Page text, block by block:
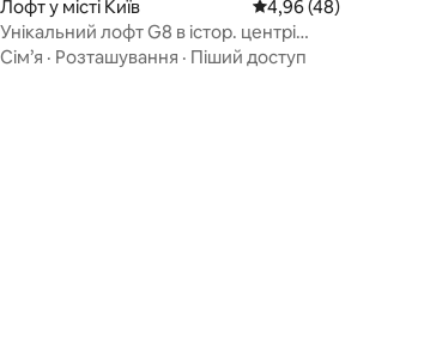
5,0 з 5, відгуки: 13
Лофт у місті Київ Середня оцінка: 4,96
4,96 (48)
Унікальний лофт G8 в істор. центрі
Золоті Ворота
Сім’я · Розташування · Піший доступ